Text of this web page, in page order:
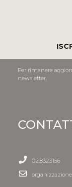
Per rimanere
newsletter.
02.8323156